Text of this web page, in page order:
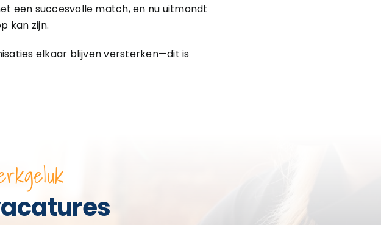
een succesvolle match, en nu uitmondt
kan zijn.
elkaar blijven versterken—dit is